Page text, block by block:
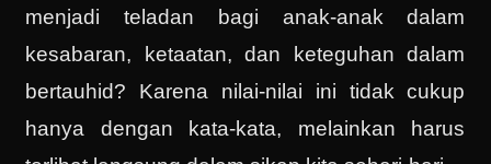
menjadi teladan bagi anak-anak dalam
kesabaran, ketaatan, dan keteguhan dalam
bertauhid? Karena nilai-nilai ini tidak cukup
hanya dengan kata-kata, melainkan harus